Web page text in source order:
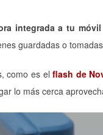
integrada a tu móvil
guardadas o
como es elflash de
lo más cerca